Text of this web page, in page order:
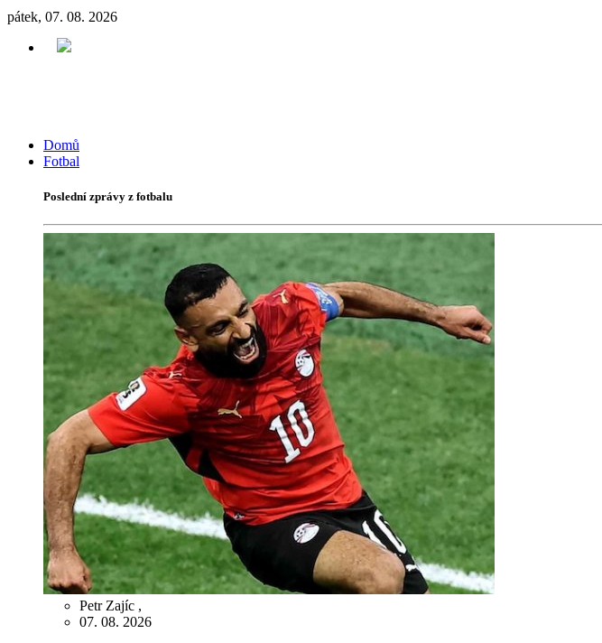
pátek, 07. 08. 2026
Domů
Fotbal
Poslední zprávy z fotbalu
Petr Zajíc ,
07. 08. 2026